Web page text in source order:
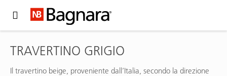
TRAVERTINO GRIGIO
Il travertino beige, proveniente dall’Italia, secondo la direzione